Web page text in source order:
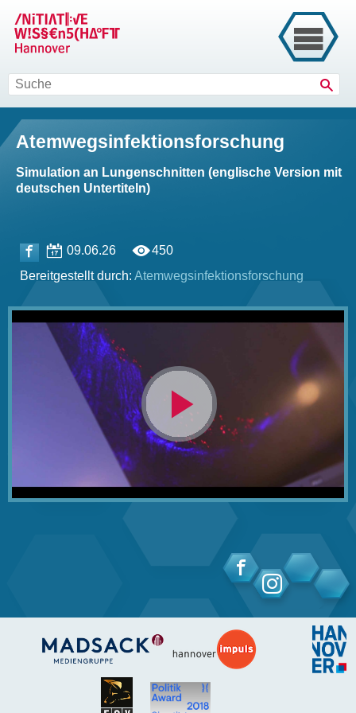
Atemwegsinfektionsforschung
Simulation an Lungenschnitten (englische Version mit
deutschen Untertiteln)
09.06.26
450
Bereitgestellt durch: Atemwegsinfektionsforschung
Video
abspielen